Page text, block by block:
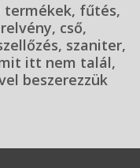
termékek, fűtés,
cső,
szaniter,
itt nem talál,
beszerezzük